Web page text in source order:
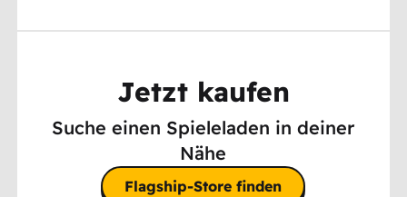
Jetzt kaufen
Suche einen Spieleladen in deiner
Nähe
Flagship-Store finden